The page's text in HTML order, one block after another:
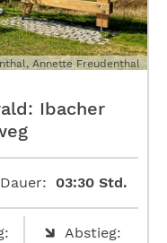
Annette Freudenthal
Ibacher
Dauer: 03:30 Std.
Abstieg: